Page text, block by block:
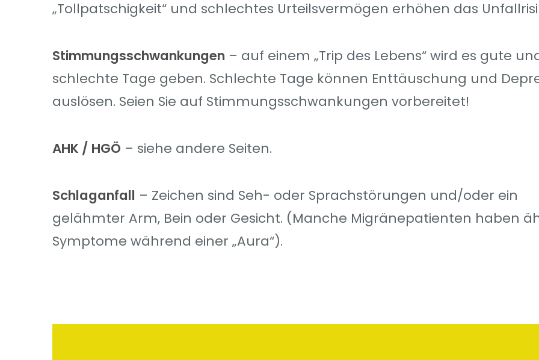
„Tollpatschigkeit“ und schlechtes Urteilsvermögen erhöhen das
Stimmungsschwankungen – auf einem „Trip des Lebens“ wird es gute
schlechte Tage geben. Schlechte Tage können Enttäuschung und
auslösen. Seien Sie auf Stimmungsschwankungen vorbereitet!
AHK / HGÖ – siehe andere Seiten.
Schlaganfall – Zeichen sind Seh- oder Sprachstörungen und/oder ein
gelähmter Arm, Bein oder Gesicht. (Manche Migränepatienten haben
Symptome während einer „Aura“).